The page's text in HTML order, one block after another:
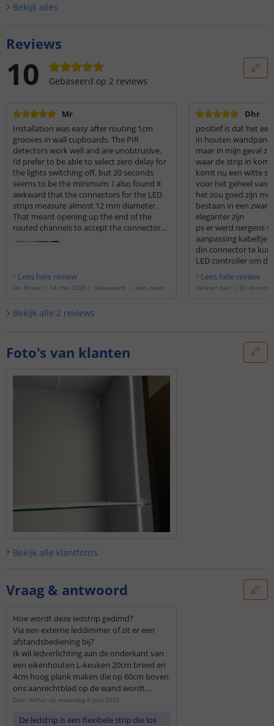
Bekijk alles
Reviews
10 Gebaseerd op 2 reviews
Mr
Installation was easy after routing 1cm
grooves in wall cupboards. The PIR
detectors work well and are unobtrusive.
I’d prefer to be able to select zero delay for
the lights switching off, but 20 seconds
seems to be the minimum. I also found it
awkward that the connectors for the LED
strips measure almost 12 mm diameter.
That meant opening up the end of the
routed channels to accept the connectors.
Small niggles, overall I’m happy with the
Lees hele review
Ian Brown | 14 mei 2026 | Gebaseerd op lees meer...
Dhr
positief is dat het
in houten
maar in mijn geval
waar de strip in
komt nu een witte
voor het geheel van
het zou goed zijn
bestaan in een
eleganter zijn
ps er werd nergens vermeld dat men een
aanpassing kabeltje
din connector te
LED controller om
Lees hele review
defever bart | 30
Bekijk alle 2 reviews
Foto's van klanten
Bekijk alle klantfoto’s
Vraag & antwoord
Hoe wordt deze ledstrip gedimd?
Via een externe leddimmer of zit er een
afstandsbediening bij?
Ik wil ledverlichting aan de onderkant van
een eikenhouten L-keuken 20cm breed en
4cm hoog plank maken die op 60cm boven
ons aanrechtblad op de wand wordt
geplaatst. Wat adviseert u ons?
Met vriendelijke groet,
Door Arthur op maandag 8 juni 2026
De ledstrip is een flexibele strip die los